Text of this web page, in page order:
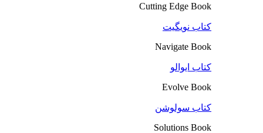
Cutting Edge Book
کتاب نویگیت
Navigate Book
کتاب ایوالو
Evolve Book
کتاب سولوشن
Solutions Book